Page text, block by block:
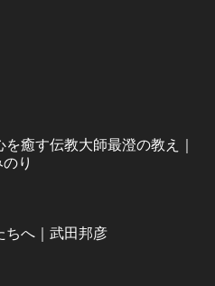
癒す伝教大師最澄の教え｜
り
ちへ｜武田邦彦